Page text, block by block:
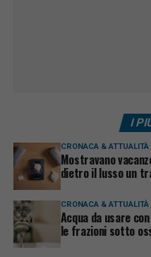
I
CRONACA & ATTUALITÀ
Mostravano
dietro il lusso un
CRONACA & ATTUALITÀ
Acqua da usare
le frazioni sotto